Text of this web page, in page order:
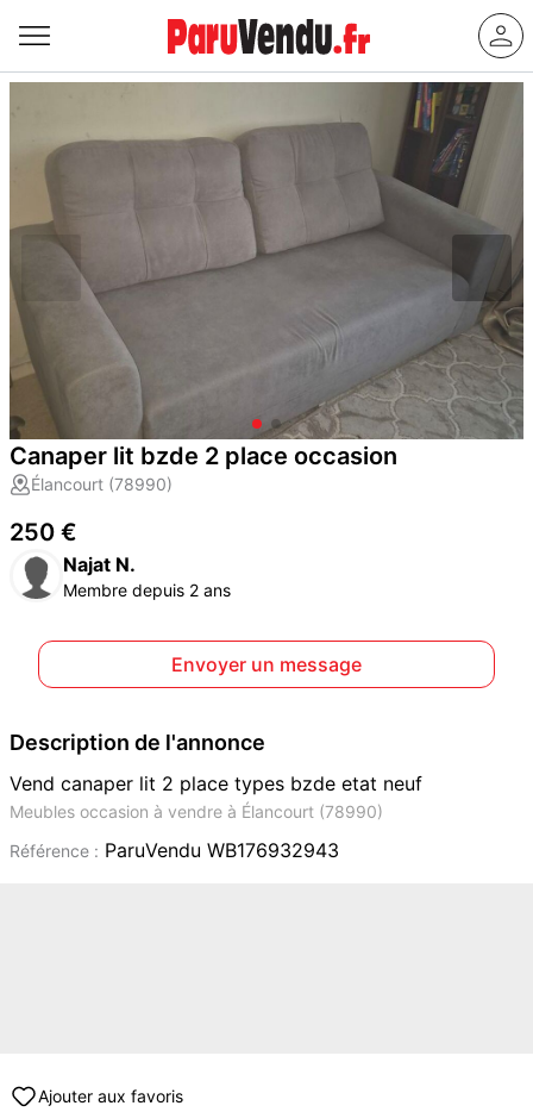
Canaper lit bzde 2 place occasion
Élancourt (78990)
250 €
Najat N.
Membre depuis 2 ans
Envoyer un message
Description de l'annonce
Vend canaper lit 2 place types bzde etat neuf
Meubles occasion à vendre à Élancourt (78990)
Référence : ParuVendu WB176932943
Ajouter aux favoris